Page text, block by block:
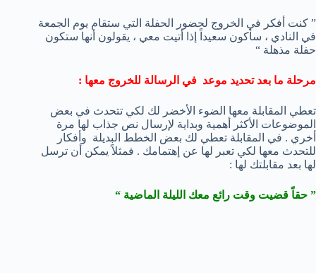
” كنت أفكر في الخروج لحضور الحفلة التي ستقام يوم الجمعة
في النادي ، سأكون سعيداً إذا أتيت معي ، يقولون أنها ستكون
حفلة مذهلة “
مرحلة ما بعد تحديد موعد في الرسالة للخروج معها :
تعطي المقابلة معها الضوء الأخضر لك لكي تتحدث في بعض
الموضوعات الأكثر أهمية وبداية لإرسال نص جذاب لها مرة
أخري . في المقابلة تعطي لك بعض الخطط البديلة وأفكار
للتحدث معها لكي تعبر لها عن إهتمامك . فمثلاً يمكن أن ترسل
لها بعد مقابلتك لها :
” حقاً قضيت وقت رائع معك الليلة الماضية “